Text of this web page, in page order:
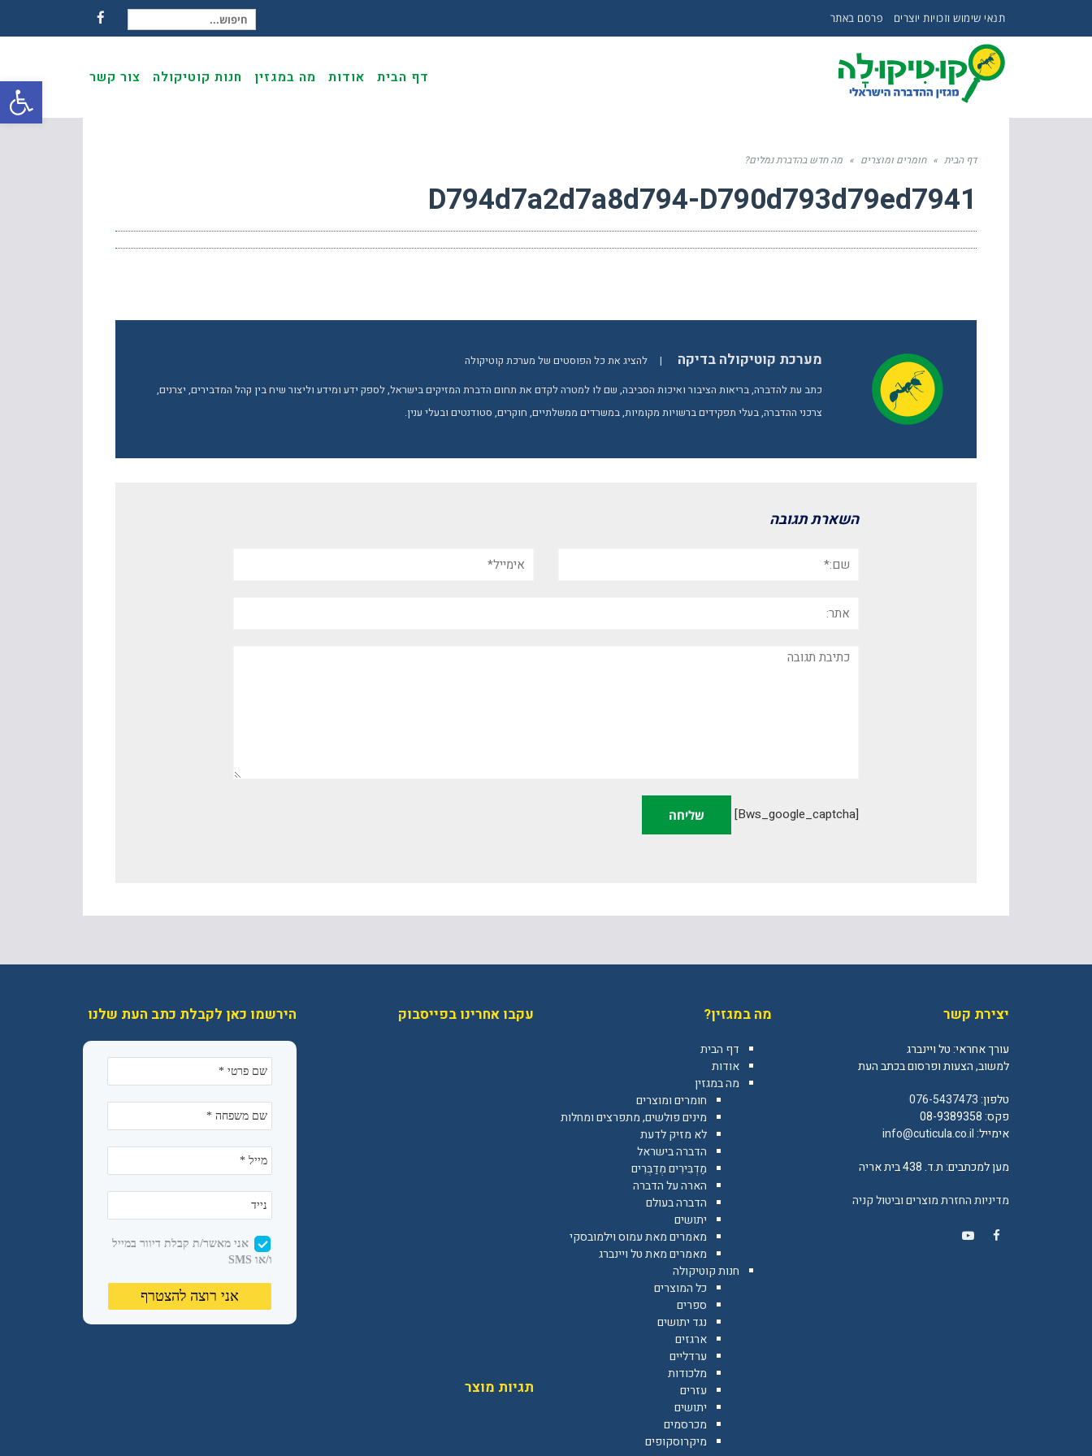
תנאי שימוש וזכויות יוצרים פרסם באתר
חיפוש עבור:
Facebook
דף הבית אודות מה במגזין חנות קוטיקולה צור קשר
דף הבית » חומרים ומוצרים » מה חדש בהדברת נמלים?
D794d7a2d7a8d794-D790d793d79ed7941
מערכת קוטיקולה בדיקה |
להציג את כל הפוסטים של מערכת קוטיקולה
כתב עת להדברה, בריאות הציבור ואיכות הסביבה, שם לו למטרה לקדם את תחום הדברת המזיקים בישראל, לספק ידע ומידע וליצור שיח בין קהל המדבירים, יצרנים,
צרכני ההדברה, בעלי תפקידים ברשויות מקומיות, במשרדים ממשלתיים, חוקרים, סטודנטים ובעלי ענין.
השארת תגובה
תגובה
[bws_google_captcha]
יצירת קשר
עורך אחראי: טל ויינברג
למשוב, הצעות ופרסום בכתב העת
טלפון:076-5437473
פקס: 08-9389358
אימייל:info@cuticula.co.il
מען למכתבים: ת.ד. 438 בית אריה
מדיניות החזרת מוצרים וביטול קניה
מה במגזין?
דף הבית
אודות
מה במגזין
חומרים ומוצרים
מינים פולשים, מתפרצים ומחלות
לא מזיק לדעת
הדברה בישראל
מַדְבִּירִים מְדַבְּרִים
הארה על הדברה
הדברה בעולם
יתושים
מאמרים מאת עמוס וילמובסקי
מאמרים מאת טל ויינברג
חנות קוטיקולה
כל המוצרים
ספרים
נגד יתושים
ארגזים
ערדליים
מלכודות
עזרים
יתושים
מכרסמים
מיקרוסקופים
עקבו אחרינו בפייסבוק הירשמו כאן לקבלת כתב העת שלנו
תגיות מוצר